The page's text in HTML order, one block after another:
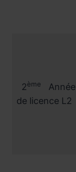
2ème
Année
de licence L2